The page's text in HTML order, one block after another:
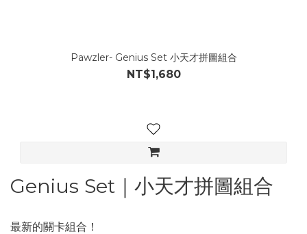
Pawzler- Genius Set 小天才拼圖組合
NT$1,680
Genius Set｜小天才拼圖組合
最新的關卡組合！